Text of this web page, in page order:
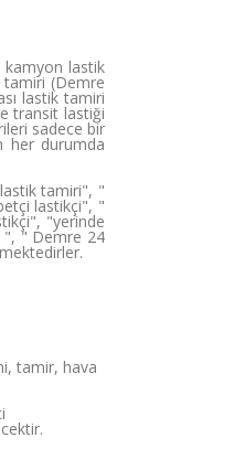
lastik
(Demre
lastik tamiri
transit lastiği
sadece bir
her durumda
tamiri", "
lastikçi", "
"yerinde
", " Demre 24
tamir, hava